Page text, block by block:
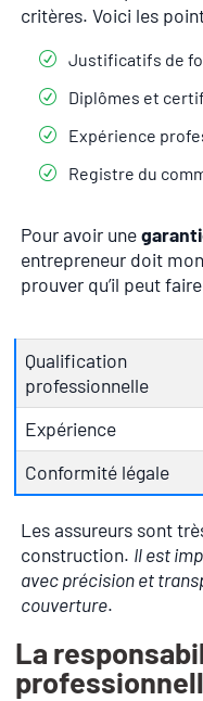
critères. Voici les
Justificatifs de
Diplômes et
Expérience
Registre du
Pour avoir une
entrepreneur doit
prouver qu’il peut
Qualification
professionnelle
Expérience
Conformité légale
Les assureurs sont
construction. Il est
avec précision et
couverture.
La